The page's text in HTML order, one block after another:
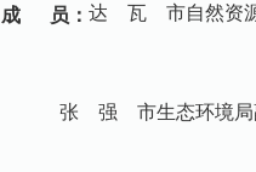
成 员： 达 瓦 市自然资
张 强 市生态环境局